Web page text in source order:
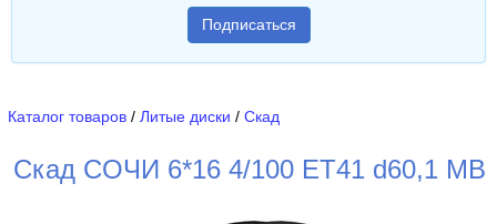
Подписаться
Каталог товаров / Литые диски / Скад
Скад COЧИ 6*16 4/100 ET41 d60,1 MB